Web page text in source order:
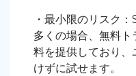
・最小限のリスク：
多くの場合、無料ト
料を提供しており
けずに試せます。